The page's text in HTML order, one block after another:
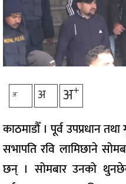
अ- अ अ+
काठमाडौँ । पूर्व उपप्रधान तथा
सभापति रवि लामिछाने
छन् । सोमबार उनको